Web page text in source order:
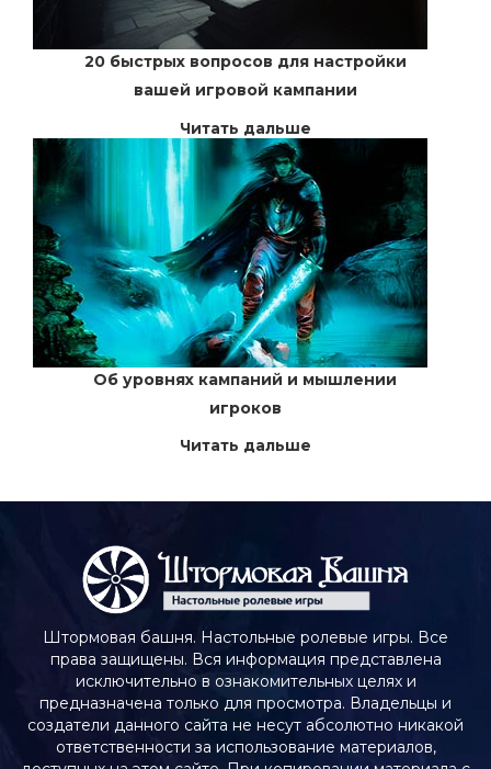
20 быстрых вопросов для настройки
вашей игровой кампании
Читать дальше
Об уровнях кампаний и мышлении
игроков
Читать дальше
Штормовая башня. Настольные ролевые игры. Все
права защищены. Вся информация представлена
исключительно в ознакомительных целях и
предназначена только для просмотра. Владельцы и
создатели данного сайта не несут абсолютно никакой
ответственности за использование материалов,